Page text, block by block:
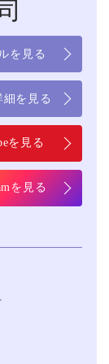
を見る
を見る
を見る
を見る